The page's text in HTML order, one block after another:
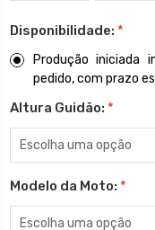
Disponibilidade: *
Produção iniciada
pedido, com prazo
Altura Guidão: *
Modelo da Moto: *